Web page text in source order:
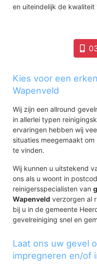
en uiteindelijk de kwaliteit
Kies voor een
Wapenveld
Wij zijn een allround
in allerlei typen
ervaringen hebben wij
situaties meegemaakt
te vinden.
Wij kunnen u uitstekend
ons als u woont in
reinigersspecialisten van
Wapenveld verzorgen al
bij u in de gemeente
gevelreiniging snel en
Laat ons uw gevel
impregneren en/of